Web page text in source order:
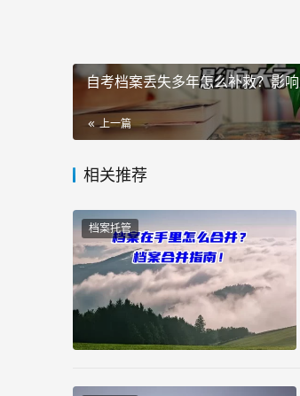
自考档案丢失多年怎么补救？影
上一篇
相关推荐
档案托管